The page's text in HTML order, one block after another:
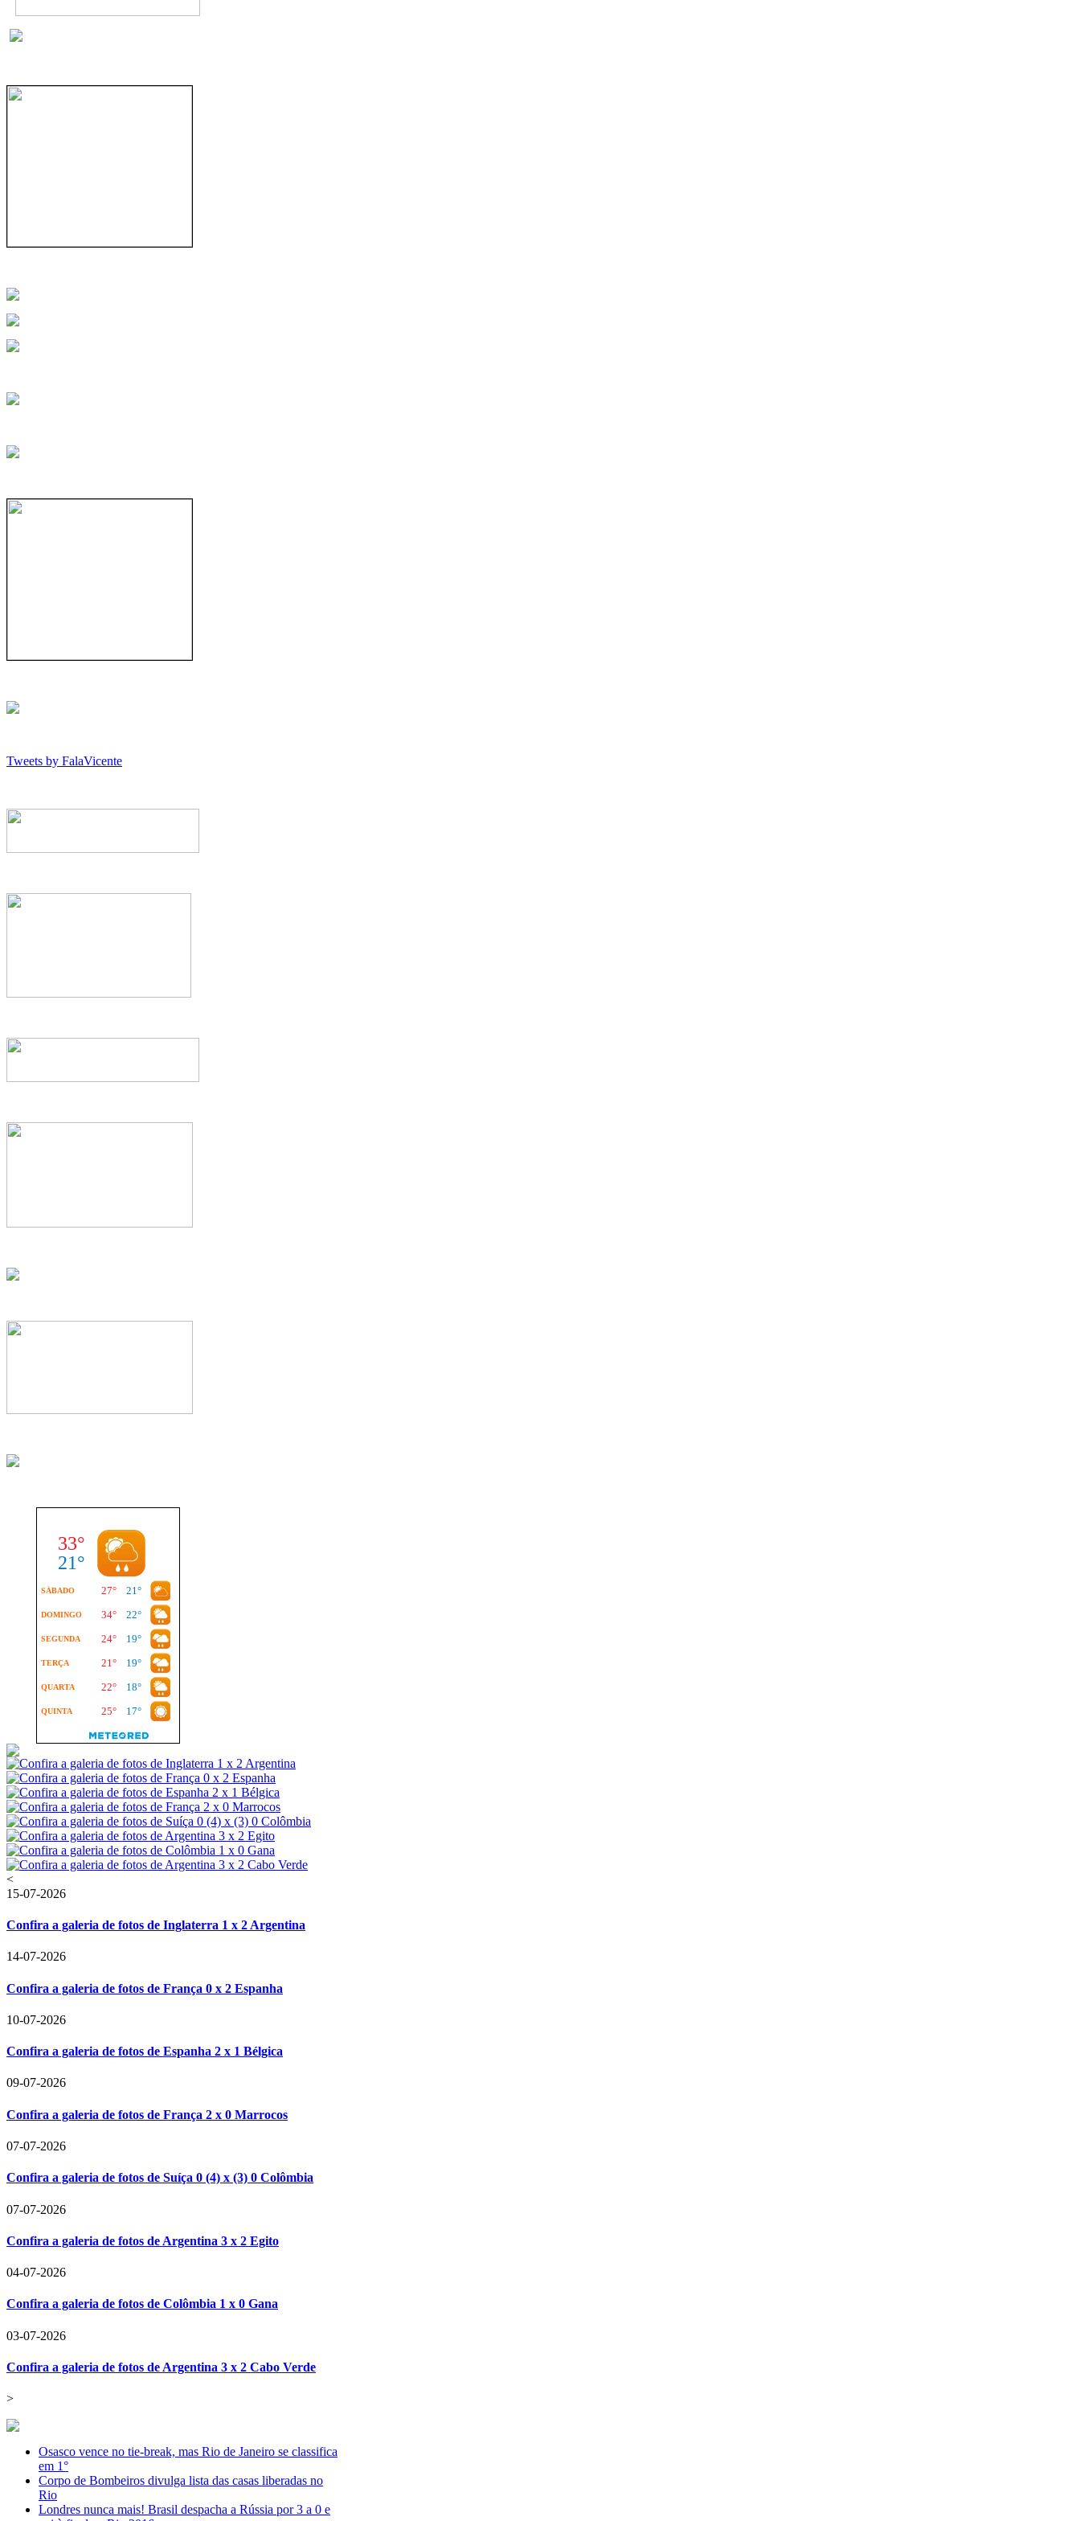
Tweets by FalaVicente
<
15-07-2026
Confira a galeria de fotos de Inglaterra 1 x 2 Argentina
14-07-2026
Confira a galeria de fotos de França 0 x 2 Espanha
10-07-2026
Confira a galeria de fotos de Espanha 2 x 1 Bélgica
09-07-2026
Confira a galeria de fotos de França 2 x 0 Marrocos
07-07-2026
Confira a galeria de fotos de Suíça 0 (4) x (3) 0 Colômbia
07-07-2026
Confira a galeria de fotos de Argentina 3 x 2 Egito
04-07-2026
Confira a galeria de fotos de Colômbia 1 x 0 Gana
03-07-2026
Confira a galeria de fotos de Argentina 3 x 2 Cabo Verde
>
Osasco vence no tie-break, mas Rio de Janeiro se classifica
em 1°
Corpo de Bombeiros divulga lista das casas liberadas no
Rio
Londres nunca mais! Brasil despacha a Rússia por 3 a 0 e